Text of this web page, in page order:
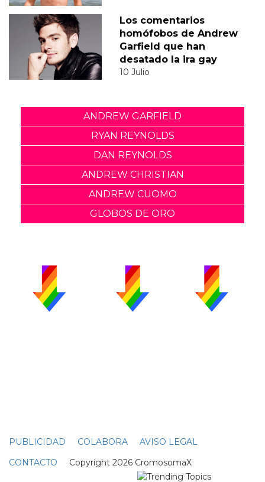
Los comentarios
homófobos de Andrew
Garfield que han
desatado la ira gay
10 Julio
ANDREW GARFIELD
RYAN REYNOLDS
DAN REYNOLDS
ANDREW CHRISTIAN
ANDREW CUOMO
GLOBOS DE ORO
PUBLICIDAD COLABORA
AVISO LEGAL
CONTACTO Copyright 2026 CromosomaX